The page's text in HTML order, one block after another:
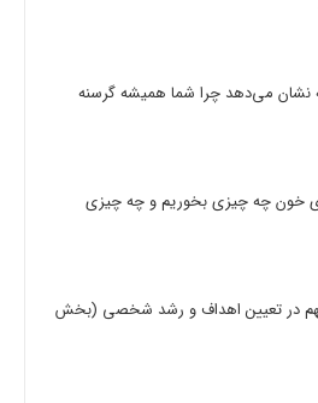
که نشان می‌دهد چرا شما همیشه گرسنه
خون چه چیزی بخوریم و چه چیزی
در تعیین اهداف و رشد شخصی (بخش